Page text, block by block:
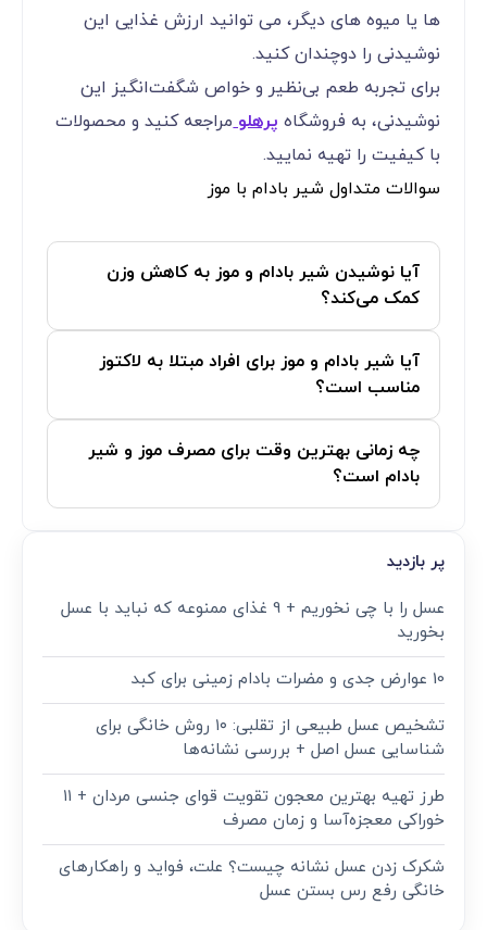
ها یا میوه ‌های دیگر، می‌ توانید ارزش غذایی این
نوشیدنی را دوچندان کنید.
برای تجربه طعم بی‌نظیر و خواص شگفت‌انگیز این
نوشیدنی، به فروشگاه پرهلومراجعه کنید و محصولات
با کیفیت را تهیه نمایید.
سوالات متداول شیر بادام با موز
آیا نوشیدن شیر بادام و موز به کاهش وزن
کمک می‌کند؟
آیا شیر بادام و موز برای افراد مبتلا به لاکتوز
مناسب است؟
چه زمانی بهترین وقت برای مصرف موز و شیر
بادام است؟
پر بازدید
عسل را با چی نخوریم + 9 غذای ممنوعه که نباید با عسل
بخورید
10 عوارض جدی و مضرات بادام زمینی برای کبد
تشخیص عسل طبیعی از تقلبی: ۱۰ روش خانگی برای
شناسایی عسل اصل + بررسی نشانه‌ها
طرز تهیه بهترین معجون تقویت قوای جنسی مردان + ۱۱
خوراکی معجزه‌آسا و زمان مصرف
شکرک زدن عسل نشانه چیست؟ علت، فواید و راهکارهای
خانگی رفع رس بستن عسل